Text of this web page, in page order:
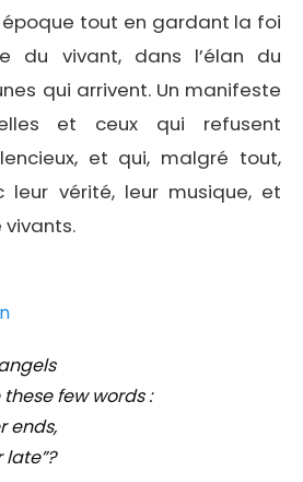
tout en gardant la foi
du vivant, dans l’élan du
qui arrivent. Un manifeste
et ceux qui refusent
et qui, malgré tout,
vérité, leur musique, et
vivants.
few words :
ends,
late”?